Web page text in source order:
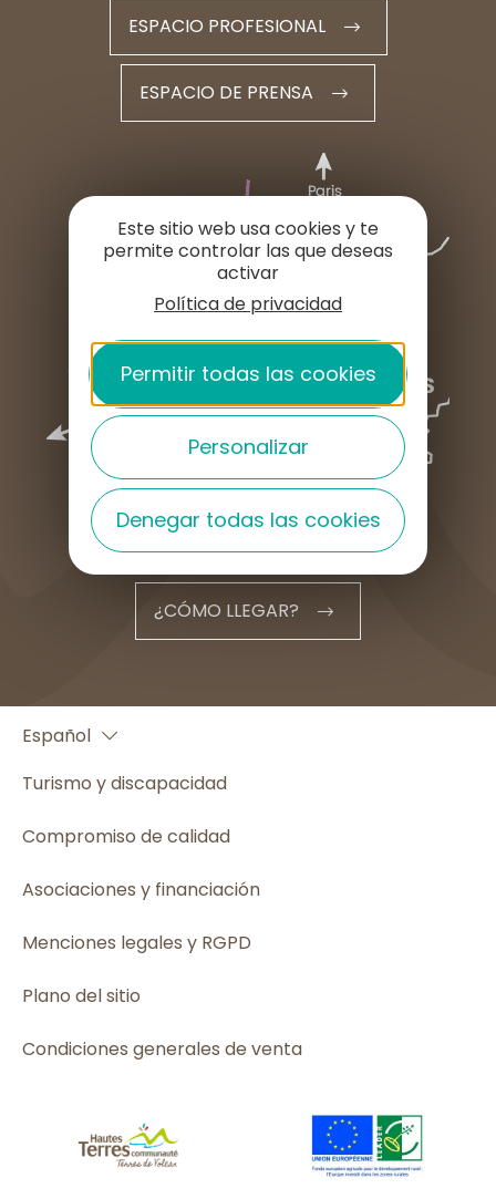
ESPACIO PROFESIONAL
ESPACIO DE PRENSA
¿CÓMO LLEGAR?
Español
English
Turismo y discapacidad
Compromiso de calidad
Asociaciones y financiación
Menciones legales y RGPD
Plano del sitio
Condiciones generales de venta
Este sitio web usa cookies y te
permite controlar las que deseas
activar
Política de privacidad
Permitir todas las cookies
Personalizar
Denegar todas las cookies